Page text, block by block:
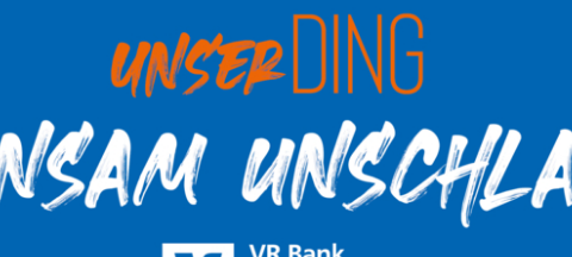
unternehmensortierte
Softwarelösungen,
sowie
technischen Full-Service
Reparatur. Übrigens:
Plotline bekommen
nur das Beste vom
Besten so sind die
einen Mix aus langjährigen,
erfahrenen und jungen, IT-
basierten Mitarbeitern. Dies
garantiert eine schnelle
Lösung bei technischen
Störungen. Und wollen Sie
noch mehr, dann sind unsere
optionalen Verträge über den
telefonischen Support und